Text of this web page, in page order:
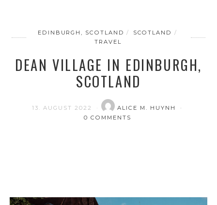
EDINBURGH, SCOTLAND
SCOTLAND
TRAVEL
DEAN VILLAGE IN EDINBURGH,
SCOTLAND
13. AUGUST 2022
ALICE M. HUYNH
0 COMMENTS